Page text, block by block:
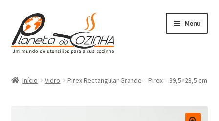
Menu
Início Vidro Pirex Rectangular Grande – Pirex – 39,5×23,5 cm